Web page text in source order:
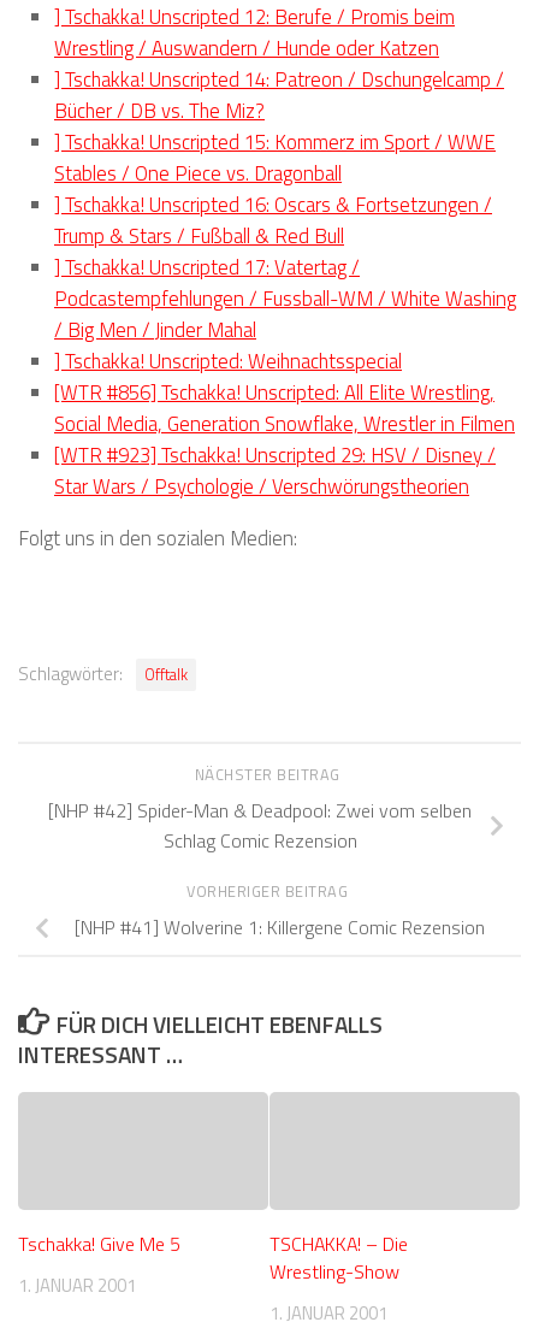
] Tschakka! Unscripted 12: Berufe / Promis beim
Wrestling / Auswandern / Hunde oder Katzen
] Tschakka! Unscripted 14: Patreon / Dschungelcamp /
Bücher / DB vs. The Miz?
] Tschakka! Unscripted 15: Kommerz im Sport / WWE
Stables / One Piece vs. Dragonball
] Tschakka! Unscripted 16: Oscars & Fortsetzungen /
Trump & Stars / Fußball & Red Bull
] Tschakka! Unscripted 17: Vatertag /
Podcastempfehlungen / Fussball-WM / White Washing
/ Big Men / Jinder Mahal
] Tschakka! Unscripted: Weihnachtsspecial
[WTR #856] Tschakka! Unscripted: All Elite Wrestling,
Social Media, Generation Snowflake, Wrestler in Filmen
[WTR #923] Tschakka! Unscripted 29: HSV / Disney /
Star Wars / Psychologie / Verschwörungstheorien
Folgt uns in den sozialen Medien:
Schlagwörter: Offtalk
NÄCHSTER BEITRAG
[NHP #42] Spider-Man & Deadpool: Zwei vom selben
Schlag Comic Rezension
VORHERIGER BEITRAG
[NHP #41] Wolverine 1: Killergene Comic Rezension
FÜR DICH VIELLEICHT EBENFALLS
INTERESSANT …
Tschakka! Give Me 5
1. JANUAR 2001
TSCHAKKA! – Die
Wrestling-Show
1. JANUAR 2001